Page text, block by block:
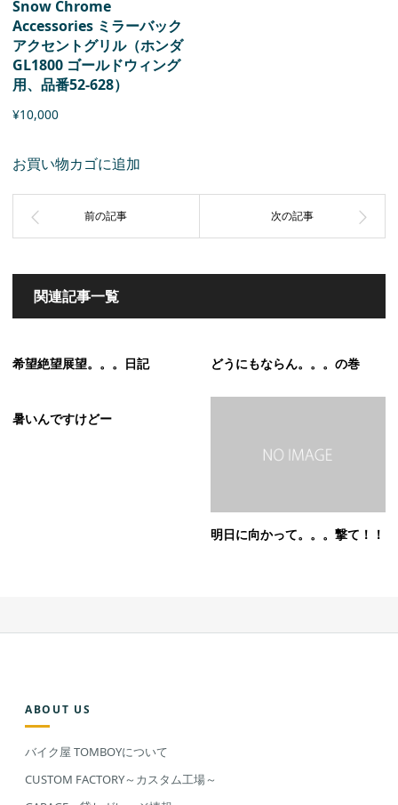
Snow Chrome
Accessories ミラーバック
アクセントグリル（ホンダ
GL1800 ゴールドウィング
用、品番52-628）
¥10,000
お買い物カゴに追加
関連記事一覧
希望絶望展望。。。日記 どうにもならん。。。の巻
暑いんですけどー
明日に向かって。。。撃て！！
ABOUT US
バイク屋 TOMBOYについて
CUSTOM FACTORY～カスタム工場～